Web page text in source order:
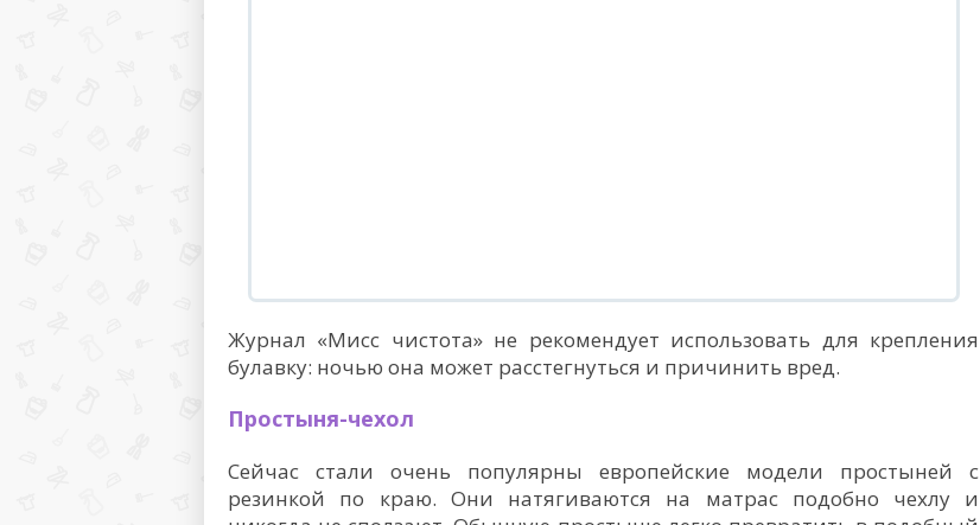
Журнал «Мисс чистота» не рекомендует использовать для крепления
булавку: ночью она может расстегнуться и причинить вред.
Простыня-чехол
Сейчас стали очень популярны европейские модели простыней с
резинкой по краю. Они натягиваются на матрас подобно чехлу и